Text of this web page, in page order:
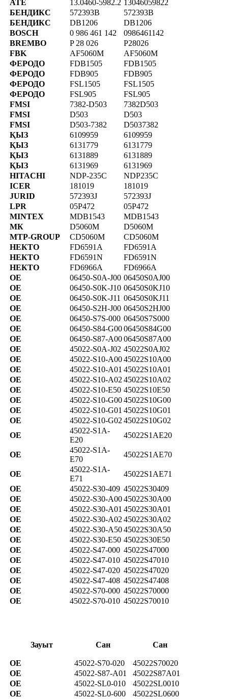
ATE 13.0460-5982.2 13046059822
БЕНДИКС
572393B
572393B
БЕНДИКС
DB1206
DB1206
BOSCH
0 986 461 142
0986461142
BREMBO
P 28 026
P28026
FBK
AF5060M
AF5060M
ФЕРОДО
FDB1505
FDB1505
ФЕРОДО
FDB905
FDB905
ФЕРОДО
FSL1505
FSL1505
ФЕРОДО
FSL905
FSL905
FMSI
7382-D503
7382D503
FMSI
D503
D503
FMSI
D503-7382
D5037382
ҚЫЗ
6109959
6109959
ҚЫЗ
6131779
6131779
ҚЫЗ
6131889
6131889
ҚЫЗ
6131969
6131969
HITACHI
NDP-235C
NDP235C
ICER
181019
181019
JURID
572393J
572393J
LPR
05P472
05P472
MINTEX
MDB1543
MDB1543
МК
D5060M
D5060M
MTP-GROUP
CD5060M
CD5060M
НЕКТО
FD6591A
FD6591A
НЕКТО
FD6591N
FD6591N
НЕКТО
FD6966A
FD6966A
OE
06450-S0A-J00 06450S0AJ00
OE
06450-S0K-J10 06450S0KJ10
OE
06450-S0K-J11 06450S0KJ11
OE
06450-S2H-J00 06450S2HJ00
OE
06450-S7S-000 06450S7S000
OE
06450-S84-G0006450S84G00
OE
06450-S87-A0006450S87A00
OE
45022-S0A-J02 45022S0AJ02
OE
45022-S10-A0045022S10A00
OE
45022-S10-A01 45022S10A01
OE
45022-S10-A02 45022S10A02
OE
45022-S10-E50 45022S10E50
OE
45022-S10-G0045022S10G00
OE
45022-S10-G01 45022S10G01
OE
45022-S10-G02 45022S10G02
OE
45022-S1A-
E20
45022S1AE20
OE
45022-S1A-
E70
45022S1AE70
OE
45022-S1A-
E71
45022S1AE71
OE
45022-S30-409 45022S30409
OE
45022-S30-A0045022S30A00
OE
45022-S30-A01 45022S30A01
OE
45022-S30-A02 45022S30A02
OE
45022-S30-A5045022S30A50
OE
45022-S30-E50 45022S30E50
OE
45022-S47-000 45022S47000
OE
45022-S47-010 45022S47010
OE
45022-S47-020 45022S47020
OE
45022-S47-408 45022S47408
OE
45022-S70-000 45022S70000
OE
45022-S70-010 45022S70010
Зауыт Сан Сан
OE 45022-S70-020
45022S70020
OE
45022-S87-A01
45022S87A01
OE
45022-SL0-010
45022SL0010
OE
45022-SL0-600
45022SL0600